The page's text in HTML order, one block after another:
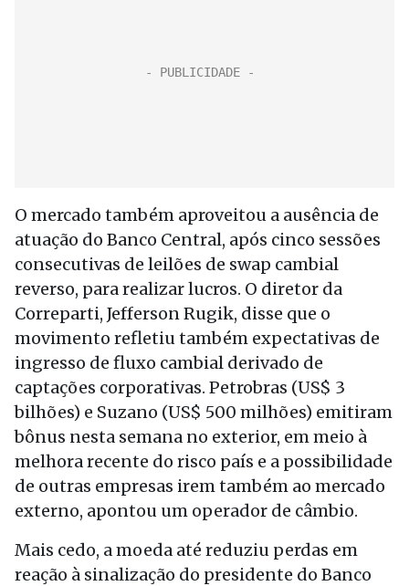
O mercado também aproveitou a ausência de
atuação do Banco Central, após cinco sessões
consecutivas de leilões de swap cambial
reverso, para realizar lucros. O diretor da
Correparti, Jefferson Rugik, disse que o
movimento refletiu também expectativas de
ingresso de fluxo cambial derivado de
captações corporativas. Petrobras (US$ 3
bilhões) e Suzano (US$ 500 milhões) emitiram
bônus nesta semana no exterior, em meio à
melhora recente do risco país e a possibilidade
de outras empresas irem também ao mercado
externo, apontou um operador de câmbio.
Mais cedo, a moeda até reduziu perdas em
reação à sinalização do presidente do Banco